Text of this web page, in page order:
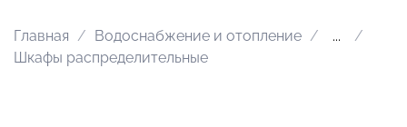
Главная Водоснабжение и отопление
...
Шкафы распределительные